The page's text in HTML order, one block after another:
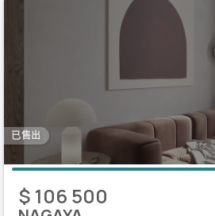
已售出
$ 106 500